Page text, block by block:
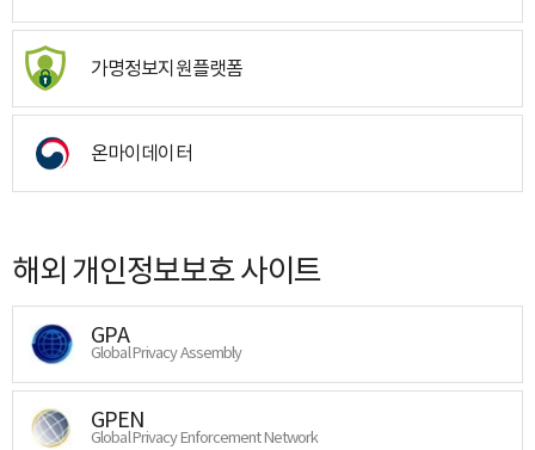
가명정보지원플랫폼
온마이데이터
해외 개인정보보호 사이트
GPA
Global Privacy Assembly
GPEN
Global Privacy Enforcement Network